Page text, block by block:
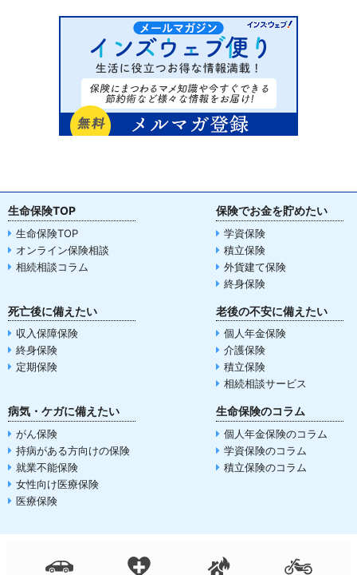
生命保険TOP
生命保険TOP
オンライン保険相談
相続相談コラム
保険でお金を貯めたい
学資保険
積立保険
外貨建て保険
終身保険
死亡後に備えたい
収入保障保険
終身保険
定期保険
老後の不安に備えたい
個人年金保険
介護保険
積立保険
相続相談サービス
病気・ケガに備えたい
がん保険
持病がある方向けの保険
就業不能保険
女性向け医療保険
医療保険
生命保険のコラム
個人年金保険のコラム
学資保険のコラム
積立保険のコラム